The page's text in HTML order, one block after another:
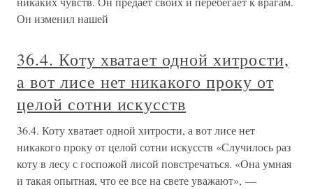
Он изменил нашей
36.4. Коту хватает одной хитрости,
а вот лисе нет никакого проку от
целой сотни искусств
36.4. Коту хватает одной хитрости, а вот лисе нет
никакого проку от целой сотни искусств «Случилось раз
коту в лесу с госпожой лисой повстречаться. «Она умная
и такая опытная, что ее все на свете уважают», —